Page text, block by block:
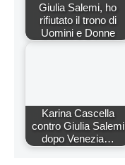
Giulia Salemi, ho
rifiutato il trono di
Uomini e Donne
Karina Cascella
contro Giulia Salemi
dopo Venezia…